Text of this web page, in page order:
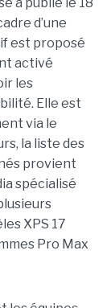
d’une
est proposé
activé
les
Elle est
via le
la liste des
provient
spécialisé
XPS 17
Pro Max